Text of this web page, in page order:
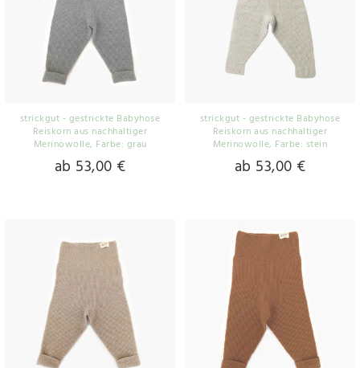
strickgut - gestrickte Babyhose
Reiskorn aus nachhaltiger
Merinowolle, Farbe: grau
ab 53,00 €
strickgut - gestrickte Babyhose
Reiskorn aus nachhaltiger
Merinowolle, Farbe: stein
ab 53,00 €